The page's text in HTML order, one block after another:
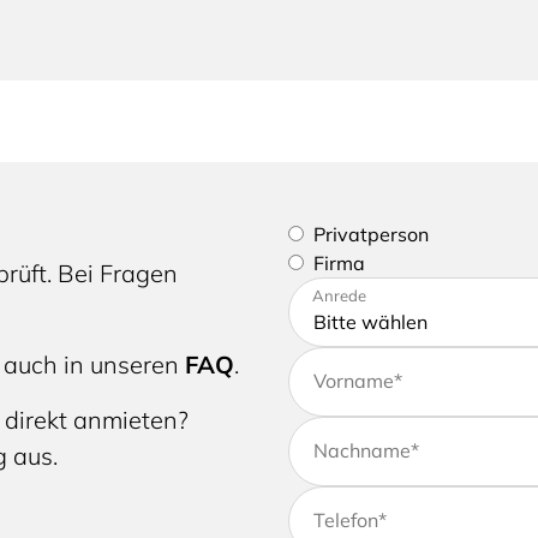
Bei Fragen
in unseren FAQ.
anmieten?
aus.
Bitte geben Sie an, ob Sie
Privatperson
Firma
Bitte tragen Sie Ihre
Anrede
Vorname*
Nachname*
Telefon*